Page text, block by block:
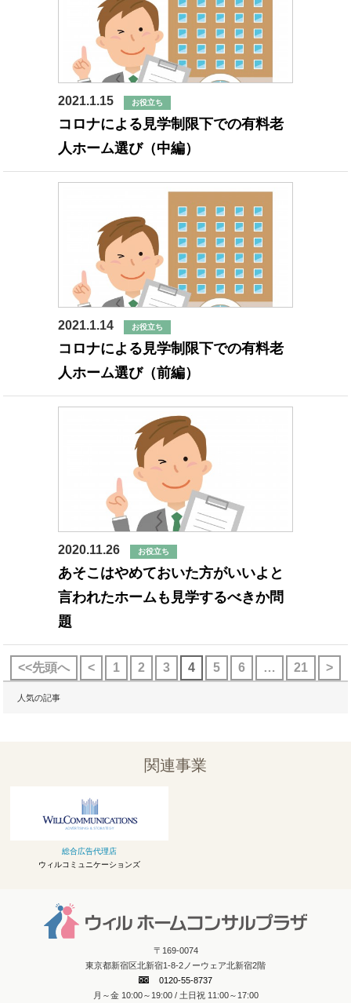
2021.1.15 お役立ち
コロナによる見学制限下での有料老
人ホーム選び（中編）
2021.1.14 お役立ち
コロナによる見学制限下での有料老
人ホーム選び（前編）
2020.11.26 お役立ち
あそこはやめておいた方がいいよと
言われたホームも見学するべきか問
題
<<先頭へ < 1 2 3 4 5 6 … 21 >
人気の記事
関連事業
総合広告代理店
ウィルコミュニケーションズ
〒169-0074
東京都新宿区北新宿1-8-2ノーウェア北新宿2階
0120-55-8737
月～金 10:00～19:00 / 土日祝 11:00～17:00